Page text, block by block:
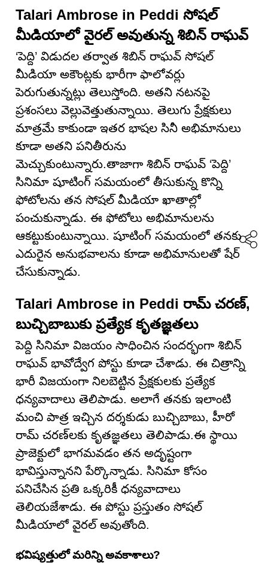
Talari Ambrose in Peddi సోషల్
మీడియాలో వైరల్ అవుతున్న శిబిన్ రాఘవ్
‘పెద్ది’ విడుదల తర్వాత శిబిన్ రాఘవ్ సోషల్
మీడియా అకౌంట్లకు భారీగా ఫాలోవర్లు
పెరుగుతున్నట్లు తెలుస్తోంది. అతని నటనపై
ప్రశంసలు వెల్లువెత్తుతున్నాయి. తెలుగు ప్రేక్షకులు
మాత్రమే కాకుండా ఇతర భాషల సినీ అభిమానులు
కూడా అతని పనితీరును
మెచ్చుకుంటున్నారు.తాజాగా శిబిన్ రాఘవ్ ‘పెద్ది’
సినిమా షూటింగ్ సమయంలో తీసుకున్న కొన్ని
ఫోటోలను తన సోషల్ మీడియా ఖాతాల్లో
పంచుకున్నాడు. ఈ ఫోటోలు అభిమానులను
ఆకట్టుకుంటున్నాయి. షూటింగ్ సమయంలో తనకు
ఎదురైన అనుభవాలను కూడా అభిమానులతో షేర్
చేసుకున్నాడు.
Talari Ambrose in Peddi రామ్ చరణ్,
బుచ్చిబాబుకు ప్రత్యేక కృతజ్ఞతలు
పెద్ది సినిమా విజయం సాధించిన సందర్భంగా శిబిన్
రాఘవ్ భావోద్వేగ పోస్టు కూడా చేశాడు. ఈ చిత్రాన్ని
భారీ విజయంగా నిలబెట్టిన ప్రేక్షకులకు ప్రత్యేక
ధన్యవాదాలు తెలిపాడు. అలాగే తనకు ఇలాంటి
మంచి పాత్ర ఇచ్చిన దర్శకుడు బుచ్చిబాబు, హీరో
రామ్ చరణ్‌లకు కృతజ్ఞతలు తెలిపాడు.ఈ స్థాయి
ప్రాజెక్టులో భాగమవడం తన అదృష్టంగా
భావిస్తున్నానని పేర్కొన్నాడు. సినిమా కోసం
పనిచేసిన ప్రతి ఒక్కరికీ ధన్యవాదాలు
తెలియజేశాడు. ఈ పోస్టు ప్రస్తుతం సోషల్
మీడియాలో వైరల్ అవుతోంది.
భవిష్యత్తులో మరిన్ని అవకాశాలు?